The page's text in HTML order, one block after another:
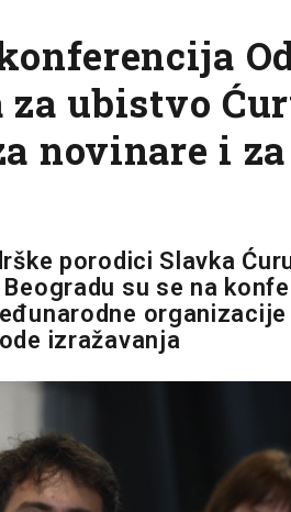
za ubistvo
novinare i
porodici Slavka
su se na
organizacije
izražavanja